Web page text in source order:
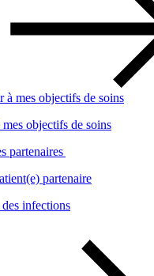
objectifs de soins
partenaire
infections